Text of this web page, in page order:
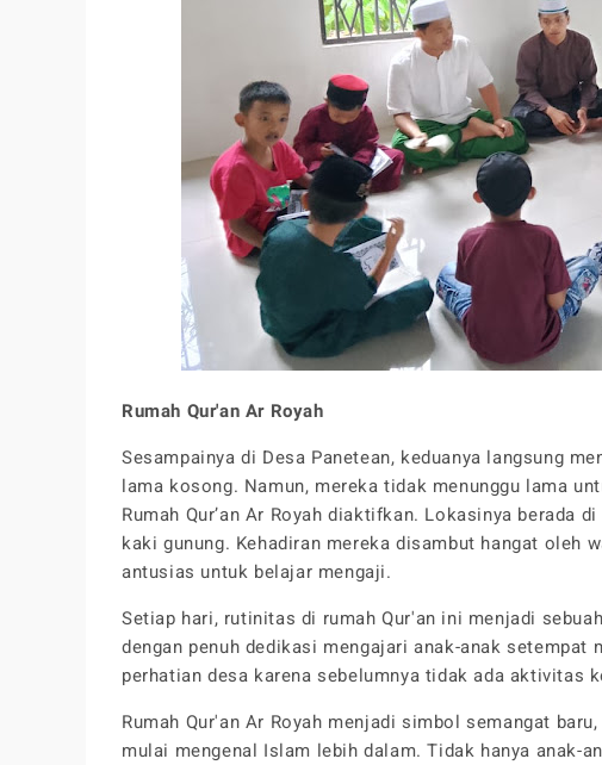
Rumah Qur'an Ar Royah
Sesampainya di Desa Panetean, keduanya langsung
lama kosong. Namun, mereka tidak menunggu lama
Rumah Qur’an Ar Royah diaktifkan. Lokasinya berada
kaki gunung. Kehadiran mereka disambut hangat oleh
antusias untuk belajar mengaji.
Setiap hari, rutinitas di rumah Qur'an ini menjadi
dengan penuh dedikasi mengajari anak-anak setempat
perhatian desa karena sebelumnya tidak ada aktivitas
Rumah Qur'an Ar Royah menjadi simbol semangat
mulai mengenal Islam lebih dalam. Tidak hanya anak-